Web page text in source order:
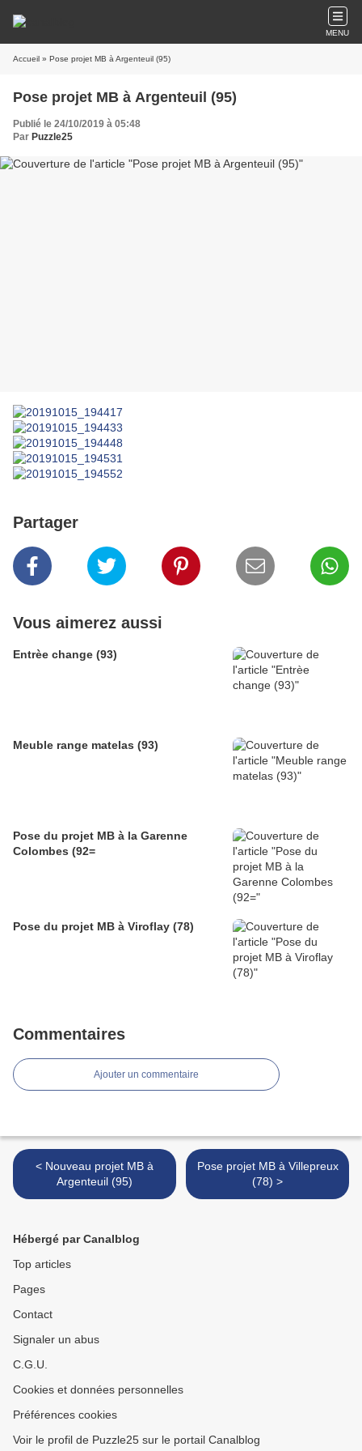
MENU
Accueil » Pose projet MB à Argenteuil (95)
Pose projet MB à Argenteuil (95)
Publié le 24/10/2019 à 05:48
Par Puzzle25
Partager
Vous aimerez aussi
Entrèe change (93)
Meuble range matelas (93)
Pose du projet MB à la Garenne
Colombes (92=
Pose du projet MB à Viroflay (78)
Commentaires
Ajouter un commentaire
< Nouveau projet MB à
Argenteuil (95)
Pose projet MB à Villepreux
(78) >
Hébergé par Canalblog
Top articles
Pages
Contact
Signaler un abus
C.G.U.
Cookies et données personnelles
Préférences cookies
Voir le profil de Puzzle25 sur le portail Canalblog